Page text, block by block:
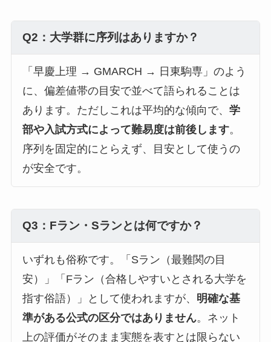
Q2：大学群に序列はありますか？
「早慶上理 → GMARCH → 日東駒専」のよう
に、偏差値帯の目安で並べて語られることは
あります。ただしこれは平均的な傾向で、 学
部や入試方式によって難易度は前後します。
序列を固定的にとらえず、目安として使うの
が安全です。
Q3：Fラン・Sランとは何ですか？
いずれも俗称です。「Sラン（最難関の目
安）」「Fラン（合格しやすいとされる大学を
指す俗語）」として使われますが、 明確な基
準がある公式の区分ではありません。ネット
上の評価がそのまま実態を表すとは限らない